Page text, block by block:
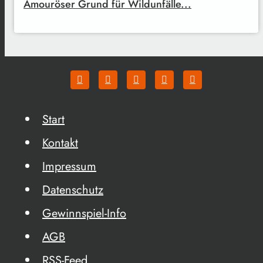
Amouröser Grund für Wildunfälle...
Start
Kontakt
Impressum
Datenschutz
Gewinnspiel-Info
AGB